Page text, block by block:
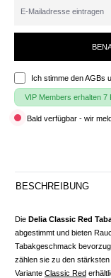
Ich stimme denAGBs
VIP Members erhalten 7
Bald verfügbar - wir
BESCHREIBUNG
Die Delia Classic Red
abgestimmt und bieten
Tabakgeschmack
zählen sie zu den
Variante Classic Red